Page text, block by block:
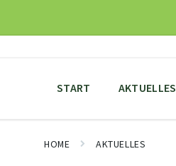
content
main
footer
START AKTUELLES
HOME AKTUELLES